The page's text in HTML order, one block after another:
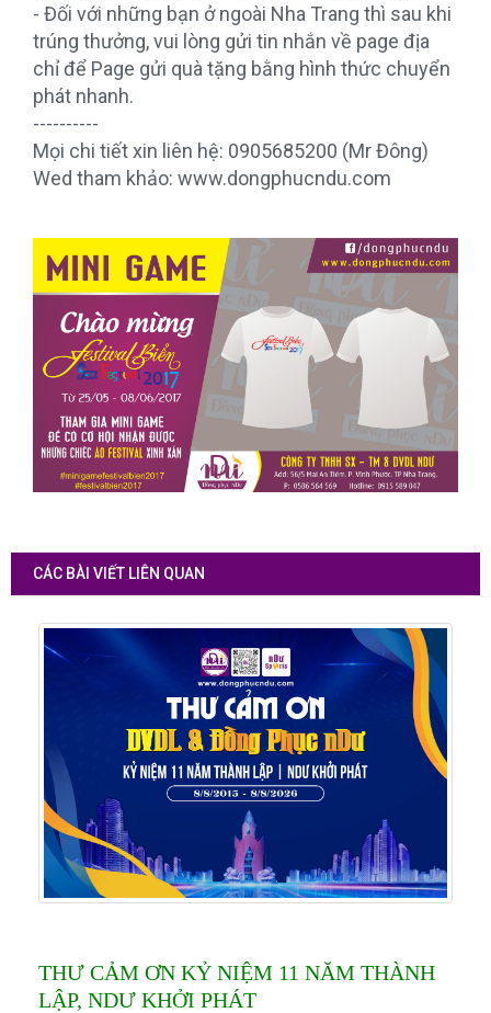
- Đối với những bạn ở ngoài Nha Trang thì sau khi
trúng thưởng, vui lòng gửi tin nhắn về page địa
chỉ để Page gửi quà tặng bằng hình thức chuyển
phát nhanh.
----------
Mọi chi tiết xin liên hệ: 0905685200 (Mr Đông)
Wed tham khảo: www.dongphucndu.com
CÁC BÀI VIẾT LIÊN QUAN
THƯ CẢM ƠN KỶ NIỆM 11 NĂM THÀNH
LẬP, NDƯ KHỞI PHÁT